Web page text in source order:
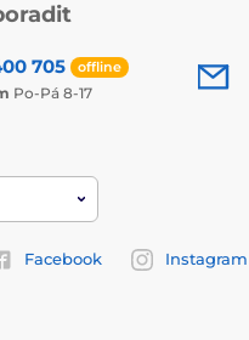
705 offline
Po-Pá 8-17
Facebook Instagram